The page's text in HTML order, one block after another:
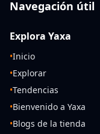
Navegación útil
Explora Yaxa
•Inicio
•Explorar
•Tendencias
•Bienvenido a Yaxa
•Blogs de la tienda